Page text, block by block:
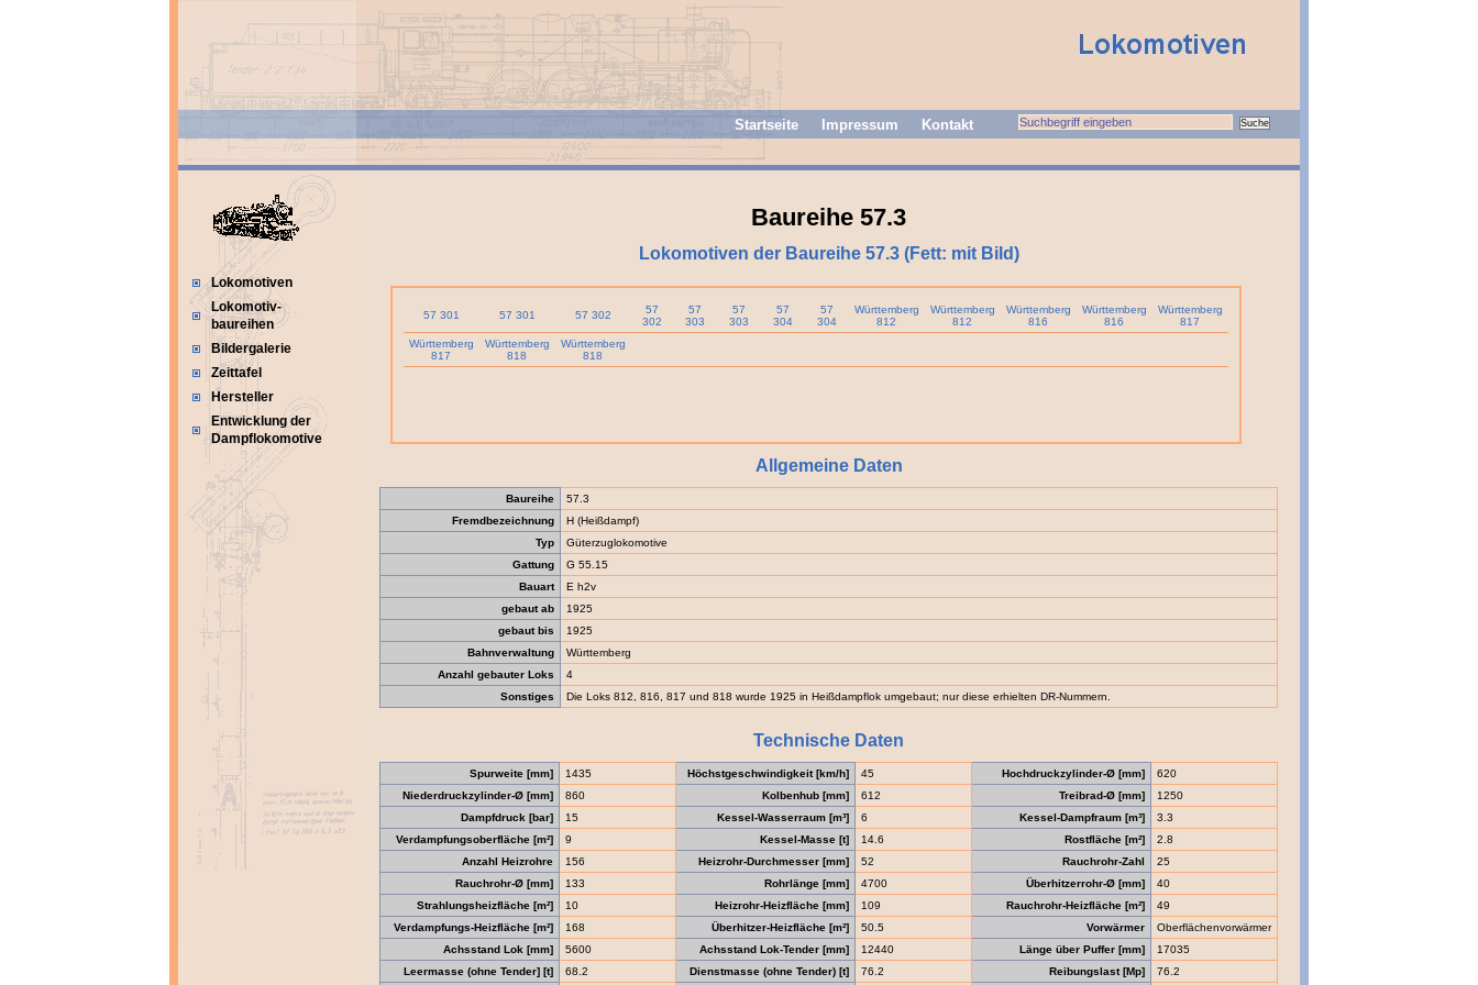
Startseite Impressum Kontakt
Lokomotiven
Lokomotiv-
baureihen
Bildergalerie
Zeittafel
Hersteller
Entwicklung der
Dampflokomotive
Baureihe 57.3
Lokomotiven der Baureihe 57.3 (Fett: mit Bild)
57 301 57 301 57 302
57
302
57
303
57
303
57
304
57
304
Württemberg
812
Württemberg
812
Württemberg
816
Württemberg
816
Württemberg
817
Württemberg
817
Württemberg
818
Württemberg
818
Allgemeine Daten
Baureihe
57.3
Fremdbezeichnung
H (Heißdampf)
Typ
Güterzuglokomotive
Gattung
G 55.15
Bauart
E h2v
gebaut ab
1925
gebaut bis
1925
Bahnverwaltung
Württemberg
Anzahl gebauter Loks
4
Sonstiges
Die Loks 812, 816, 817 und 818 wurde 1925 in Heißdampflok umgebaut; nur diese erhielten DR-Nummern.
Technische Daten
Spurweite [mm] 1435 Höchstgeschwindigkeit [km/h] 45 Hochdruckzylinder-Ø [mm]
620
Niederdruckzylinder-Ø [mm]
860 Kolbenhub [mm] 612 Treibrad-Ø [mm]
1250
Dampfdruck [bar]
15 Kessel-Wasserraum [m³] 6 Kessel-Dampfraum [m³]
3.3
Verdampfungsoberfläche [m²]
9 Kessel-Masse [t] 14.6 Rostfläche [m²]
2.8
Anzahl Heizrohre
156 Heizrohr-Durchmesser [mm] 52 Rauchrohr-Zahl
25
Rauchrohr-Ø [mm]
133 Rohrlänge [mm] 4700 Überhitzerrohr-Ø [mm]
40
Strahlungsheizfläche [m²]
10 Heizrohr-Heizfläche [mm] 109 Rauchrohr-Heizfläche [m²]
49
Verdampfungs-Heizfläche [m²]
168 Überhitzer-Heizfläche [m²] 50.5 Vorwärmer
Oberflächenvorwärmer
Achsstand Lok [mm]
5600 Achsstand Lok-Tender [mm] 12440 Länge über Puffer [mm]
17035
Leermasse (ohne Tender] [t]
68.2 Dienstmasse (ohne Tender) [t] 76.2 Reibungslast [Mp] 76.2